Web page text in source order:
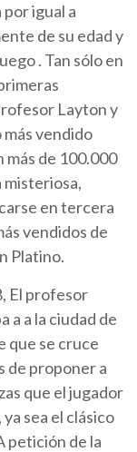
igual a
de su edad y
. Tan sólo en
Layton y
más vendido
más de 100.000
misteriosa,
en tercera
vendidos de
Platino.
El profesor
a a la ciudad de
que se cruce
de proponer a
que el jugador
sea el clásico
petición de la